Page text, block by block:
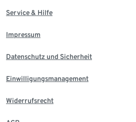
Service & Hilfe
Impressum
Datenschutz und Sicherheit
Einwilligungsmanagement
Widerrufsrecht